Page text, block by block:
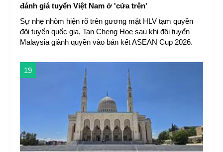
đánh giá tuyển Việt Nam ở 'cửa trên'
Sự nhẹ nhõm hiện rõ trên gương mặt HLV tạm quyền
đội tuyển quốc gia, Tan Cheng Hoe sau khi đội tuyển
Malaysia giành quyền vào bán kết ASEAN Cup 2026.
19